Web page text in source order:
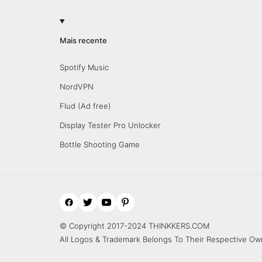
Mais recente
Spotify Music
NordVPN
Flud (Ad free)
Display Tester Pro Unlocker
Bottle Shooting Game
© Copyright 2017-2024 THINKKERS.COM
All Logos & Trademark Belongs To Their Respective